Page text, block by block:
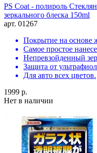
PS Coat - полироль
зеркального блеска 150ml
арт. 01267
Покрытие на основе
Самое простое
Непревзойденный
Защита от
Для авто всех цветов.
1999 р.
Нет в наличии